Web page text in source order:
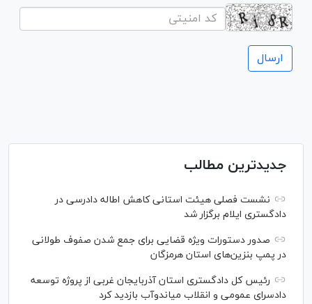
جدیدترین مطالب
نشست فصلی هیئت استانی کاهش اطاله دادرسی در
دادگستری ایلام برگزار شد
صدور دستورات ویژه قضایی برای جمع شدن صفوف طولانی
در پمپ بنزین‌های استان هرمزگان
رئیس کل دادگستری استان آذربایجان غربی از پروژه توسعه
دادسرای عمومی و انقلاب میاندوآب بازدید کرد